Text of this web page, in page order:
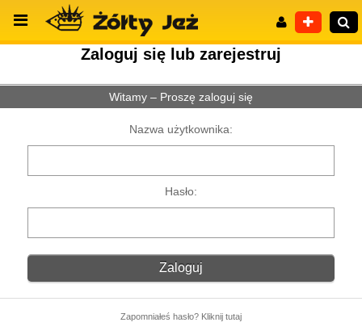
Wyszukiwanie zaawansowane
Zaloguj się lub zarejestruj
Witamy – Proszę zaloguj się
Nazwa użytkownika:
Hasło:
Zapomniałeś hasło? Kliknij tutaj